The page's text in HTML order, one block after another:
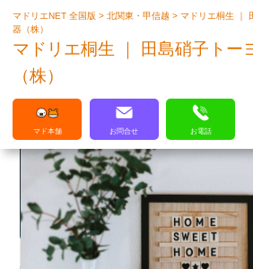
マドリエはLIXILの厳しい基準
マドリエNET 全国版>北関東・甲信越>マドリエ桐生 ｜
器（株）
マドリエ桐生 ｜ 田島硝子トー
（株）
マド本舗 お問合せ お電話